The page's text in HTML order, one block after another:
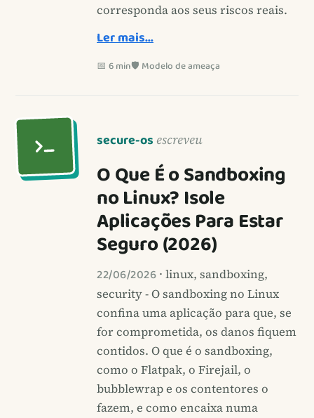
corresponda aos seus riscos reais.
Ler mais…
📅 6 min🛡️ Modelo de ameaça
secure-os escreveu
O Que É o Sandboxing
no Linux? Isole
Aplicações Para Estar
Seguro (2026)
22/06/2026 · linux, sandboxing,
security - O sandboxing no Linux
confina uma aplicação para que, se
for comprometida, os danos fiquem
contidos. O que é o sandboxing,
como o Flatpak, o Firejail, o
bubblewrap e os contentores o
fazem, e como encaixa numa